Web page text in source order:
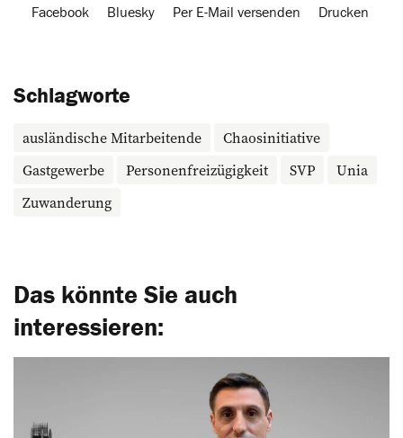
Facebook Bluesky Per E-Mail versenden Drucken
Schlagworte
ausländische Mitarbeitende
Chaosinitiative
Gastgewerbe
Personenfreizügigkeit SVP
Unia
Zuwanderung
Das könnte Sie auch
interessieren: